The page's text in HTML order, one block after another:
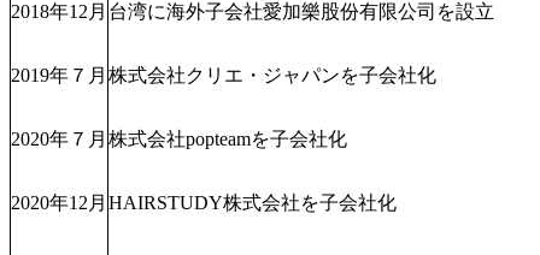
2018年12月 台湾に海外子会社愛加樂股份有限公司を設立
2019年７月 株式会社クリエ・ジャパンを子会社化
2020年７月 株式会社popteamを子会社化
2020年12月 HAIRSTUDY株式会社を子会社化